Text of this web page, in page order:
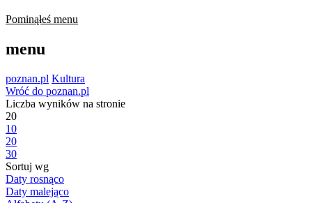
Pominąłeś menu
menu
poznan.pl Kultura
Wróć do poznan.pl
Liczba wyników na stronie
20
10
20
30
Sortuj wg
Daty rosnąco
Daty malejąco